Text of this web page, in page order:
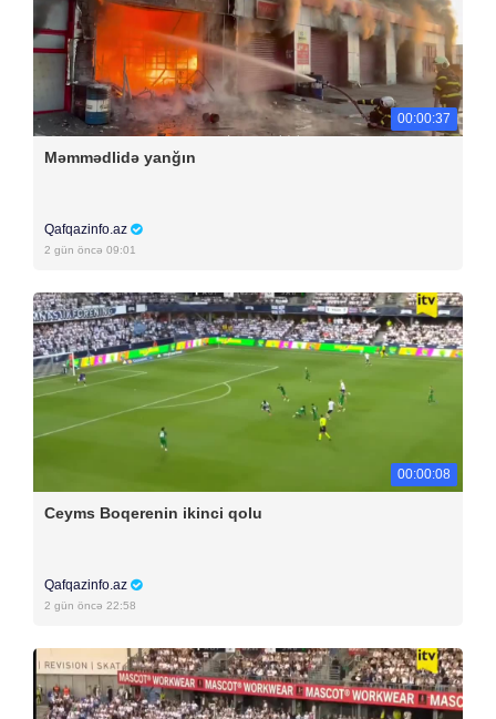
00:00:37
Məmmədlidə yanğın
Qafqazinfo.az
2 gün öncə 09:01
00:00:08
Ceyms Boqerenin ikinci qolu
Qafqazinfo.az
2 gün öncə 22:58